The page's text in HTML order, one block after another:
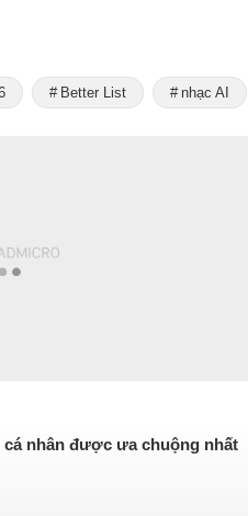
Better List nhạc AI
nhân được ưa chuộng nhất